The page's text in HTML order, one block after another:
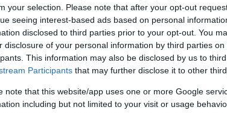
your selection. Please note that after your opt-out
seeing interest-based ads based on personal
disclosed to third parties prior to your opt-out. You
disclosure of your personal information by third parties on
This information may also be disclosed by us to
Participants that may further disclose it to other
note that this website/app uses one or more Google
including but not limited to your visit or usage